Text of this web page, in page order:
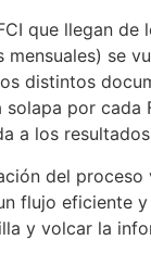
que llegan de
se
distintos
por
a los
del
flujo eficiente
y volcar la